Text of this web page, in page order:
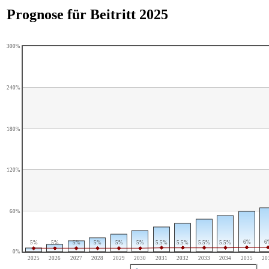
Prognose für Beitritt 2025
2025 2026 2027 2028 2029 2030 2031 2032 2033 2034 2035
0%
60%
120%
180%
240%
300%
5% 5% 5% 5% 5% 5% 5.5% 5.5% 5.5% 5.5% 6%